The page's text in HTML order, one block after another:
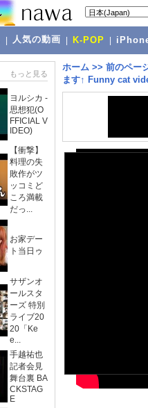
人気の動画 K-POP
もっと見る
ヨルシカ -
思想犯(O
FFICIAL V
IDEO)
【衝撃】
料理の失
敗作がツ
ッコミど
ころ満載
だっ...
お家デー
ト当日ゥ
サザンオ
ールスタ
ーズ 特別
ライブ20
20「Ke
e...
手越祐也
記者会見
舞台裏 BA
CKSTAG
E
ホーム >> 前のペー
ます↑ Funny cat